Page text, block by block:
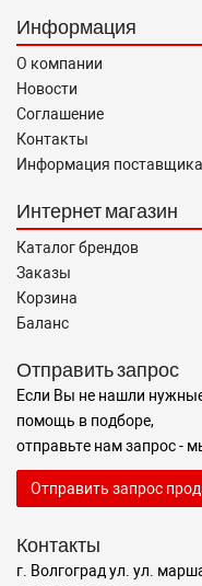
Информация
О компании
Новости
Соглашение
Контакты
Информация
Интернет магазин
Каталог брендов
Заказы
Корзина
Баланс
Отправить запрос
Если Вы не нашли
помощь в подборе,
отправьте нам запрос -
Отправить запрос
Контакты
г. Волгоград ул. ул.